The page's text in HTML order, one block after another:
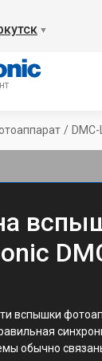
▼
/
вспышки
обычно